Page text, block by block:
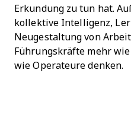
Erkundung zu tun hat.
kollektive Intelligenz,
Neugestaltung von
Führungskräfte mehr
wie Operateure denken.